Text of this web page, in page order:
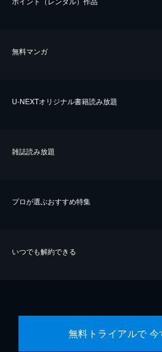
無料マンガ
U-NEXTオリジナル書籍読み放題
雑誌読み放題
プロが選ぶおすすめ特集
いつでも解約できる
無料トライアルで 今